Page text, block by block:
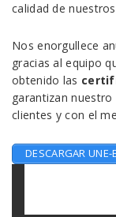
calidad de
Nos enorgullece
gracias al equipo
obtenido las
garantizan
clientes y con el
DESCARGAR